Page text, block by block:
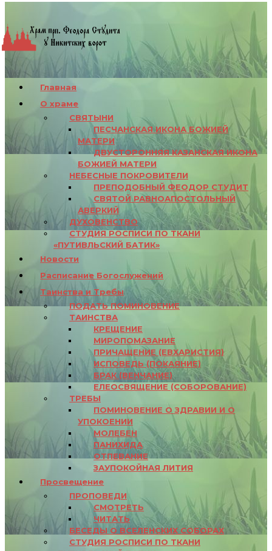
Главная
О храме
СВЯТЫНИ
ПЕСЧАНСКАЯ ИКОНА БОЖИЕЙ
МАТЕРИ
ДВУСТОРОННЯЯ КАЗАНСКАЯ ИКОНА
БОЖИЕЙ МАТЕРИ
НЕБЕСНЫЕ ПОКРОВИТЕЛИ
ПРЕПОДОБНЫЙ ФЕОДОР СТУДИТ
СВЯТОЙ РАВНОАПОСТОЛЬНЫЙ
АВЕРКИЙ
ДУХОВЕНСТВО
СТУДИЯ РОСПИСИ ПО ТКАНИ
«ПУТИВЛЬСКИЙ БАТИК»
Новости
Расписание Богослужений
Таинства и Требы
ПОДАТЬ ПОМИНОВЕНИЕ
ТАИНСТВА
КРЕЩЕНИЕ
МИРОПОМАЗАНИЕ
ПРИЧАЩЕНИЕ (ЕВХАРИСТИЯ)
ИСПОВЕДЬ (ПОКАЯНИЕ)
БРАК (ВЕНЧАНИЕ)
ЕЛЕОСВЯЩЕНИЕ (СОБОРОВАНИЕ)
ТРЕБЫ
ПОМИНОВЕНИЕ О ЗДРАВИИ И О
УПОКОЕНИИ
МОЛЕБЕН
ПАНИХИДА
ОТПЕВАНИЕ
ЗАУПОКОЙНАЯ ЛИТИЯ
Просвещение
ПРОПОВЕДИ
СМОТРЕТЬ
ЧИТАТЬ
БЕСЕДЫ О ВСЕЛЕНСКИХ СОБОРАХ
СТУДИЯ РОСПИСИ ПО ТКАНИ